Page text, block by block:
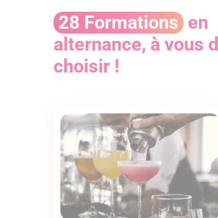
28 Formations en
alternance, à vous
choisir !